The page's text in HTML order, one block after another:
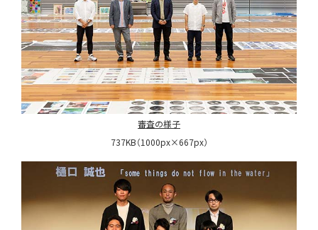
審査の様子
737KB（1000px×667px）